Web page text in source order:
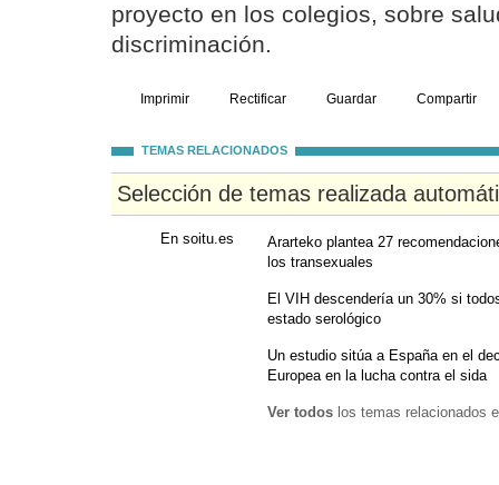
proyecto en los colegios, sobre
discriminación.
Imprimir Rectificar Guardar Compartir
TEMAS RELACIONADOS
Selección de temas realizada
En soitu.es
Ararteko plantea 27
los transexuales
El VIH descendería un 30% si
estado serológico
Un estudio sitúa a España en el
Europea en la lucha contra el sida
Ver todos los temas relacionados